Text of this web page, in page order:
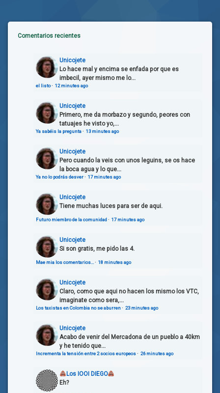
Comentarios recientes
Unicojete
Lo hace mal y encima se enfada por que es
imbecil, ayer mismo me lo...
el listo· 12 minutes ago
Unicojete
Primero, me da morbazo y segundo, peores con
tatuajes he visto yo,...
Ya sabéis la pregunta· 13 minutes ago
Unicojete
Pero cuando la veis con unos leguins, se os hace
la boca agua y lo que...
Ya no lo podrás desver· 17 minutes ago
Unicojete
Tiene muchas luces para ser de aqui.
Futuro miembro de la comunidad· 17 minutes ago
Unicojete
Si son gratis, me pido las 4.
Mae mia los comentarios… · 18 minutes ago
Unicojete
Claro, como que aqui no hacen los mismo los VTC,
imaginate como sera,...
Los taxistas en Colombia no se aburren· 23 minutes ago
Unicojete
Acabo de venir del Mercadona de un pueblo a 40km
y he tenido que...
Incrementa la tensión entre 2 socios europeos· 26 minutes ago
Los IOOI DIEGO
Eh?